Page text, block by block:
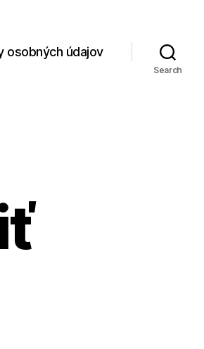
osobných údajov
Search